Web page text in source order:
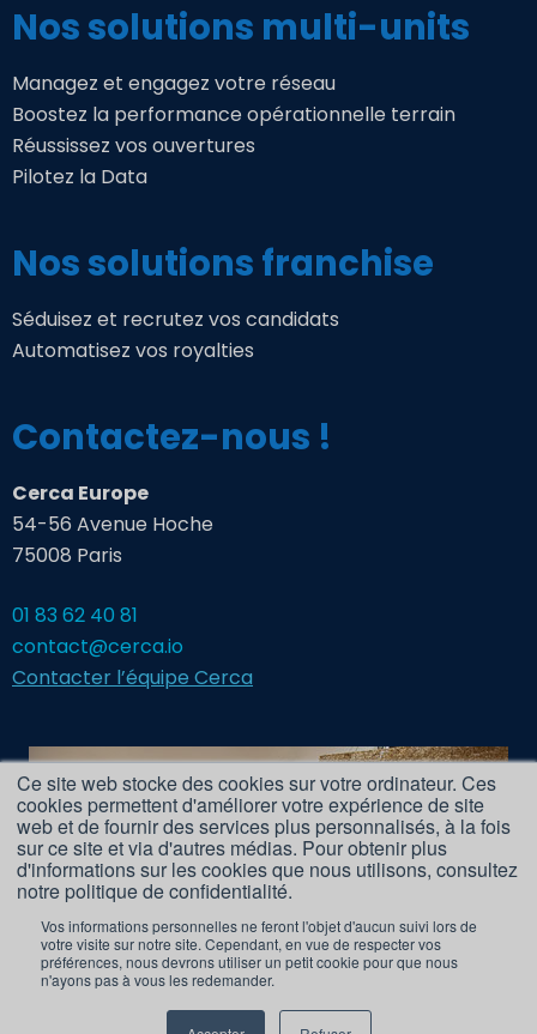
Ce site web stocke des cookies sur votre ordinateur. Ces
cookies permettent d'améliorer votre expérience de site
web et de fournir des services plus personnalisés, à la fois
sur ce site et via d'autres médias. Pour obtenir plus
d'informations sur les cookies que nous utilisons, consultez
notre politique de confidentialité.
Vos informations personnelles ne feront l'objet d'aucun suivi lors de
votre visite sur notre site. Cependant, en vue de respecter vos
préférences, nous devrons utiliser un petit cookie pour que nous
n'ayons pas à vous les redemander.
Nos solutions multi-units
Managez et engagez votre réseau
Boostez la performance opérationnelle terrain
Réussissez vos ouvertures
Pilotez la Data
Nos solutions franchise
Séduisez et recrutez vos candidats
Automatisez vos royalties
Contactez-nous !
Cerca Europe
54-56 Avenue Hoche
75008 Paris
01 83 62 40 81
contact@cerca.io
Contacter l’équipe Cerca